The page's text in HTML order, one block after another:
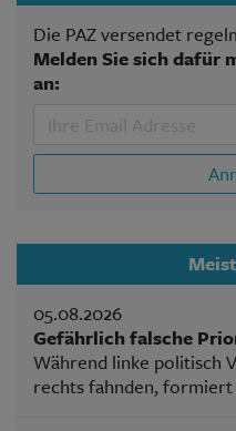
Die PAZ versendet
Melden Sie sich dafür
an:
05.08.2026
Gefährlich falsche
Während linke politisch
rechts fahnden, formiert